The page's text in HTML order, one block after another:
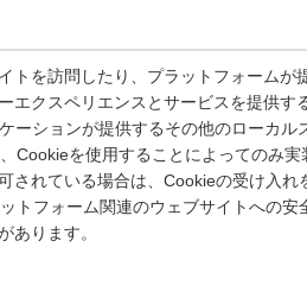
トを訪問したり、プラットフォームが
エクスペリエンスとサービスを提供す
ーションが提供するその他のローカル
Cookieを使用することによってのみ実
されている場合は、Cookieの受け入れ
トフォーム関連のウェブサイトへの安
あります。